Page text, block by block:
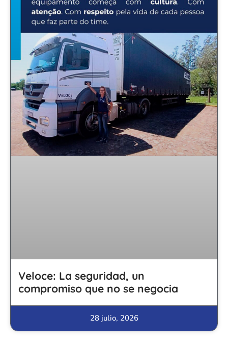
Veloce: La seguridad, un
compromiso que no se negocia
28 julio, 2026